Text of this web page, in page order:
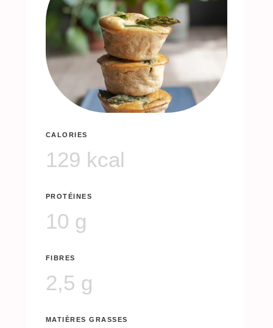
CALORIES
129 kcal
PROTÉINES
10 g
FIBRES
2,5 g
MATIÈRES GRASSES